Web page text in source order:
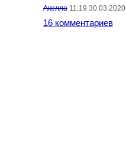
Акелла 11:19 30.03.2020
16 комментариев